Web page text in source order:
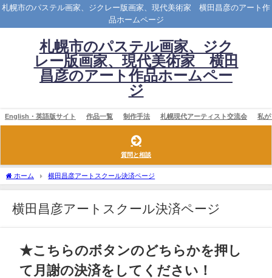
札幌市のパステル画家、ジクレー版画家、現代美術家 横田昌彦のアート作
品ホームページ
札幌市のパステル画家、ジク
レー版画家、現代美術家 横田
昌彦のアート作品ホームペー
ジ
English・英語版サイト 作品一覧 制作手法 札幌現代アーティスト交流会 私が
質問と相談
ホーム 横田昌彦アートスクール決済ページ
横田昌彦アートスクール決済ページ
★こちらのボタンのどちらかを押し
て月謝の決済をしてください！